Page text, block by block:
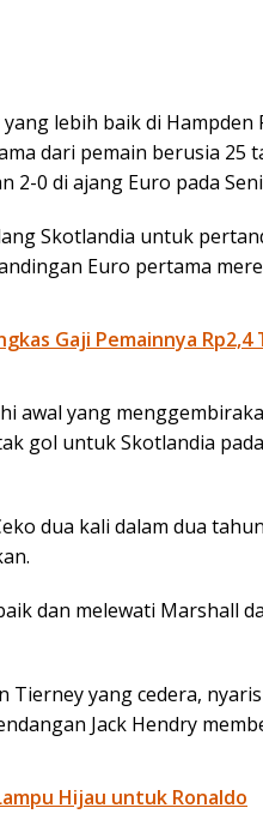
lebih baik di Hampden
dari pemain berusia 25
0 di ajang Euro pada
Skotlandia untuk
Euro pertama
Gaji Pemainnya Rp2,4
awal yang
gol untuk Skotlandia
dua kali dalam dua
dan melewati Marshall
yang cedera,
Jack Hendry
Hijau untuk Ronaldo